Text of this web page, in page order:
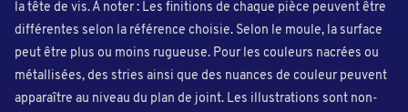
la tête de vis. À noter : Les finitions de chaque pièce peuvent être
différentes selon la référence choisie. Selon le moule, la surface
peut être plus ou moins rugueuse. Pour les couleurs nacrées ou
métallisées, des stries ainsi que des nuances de couleur peuvent
apparaître au niveau du plan de joint. Les illustrations sont non-